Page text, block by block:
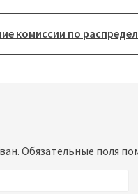
комиссии по
Обязательные поля